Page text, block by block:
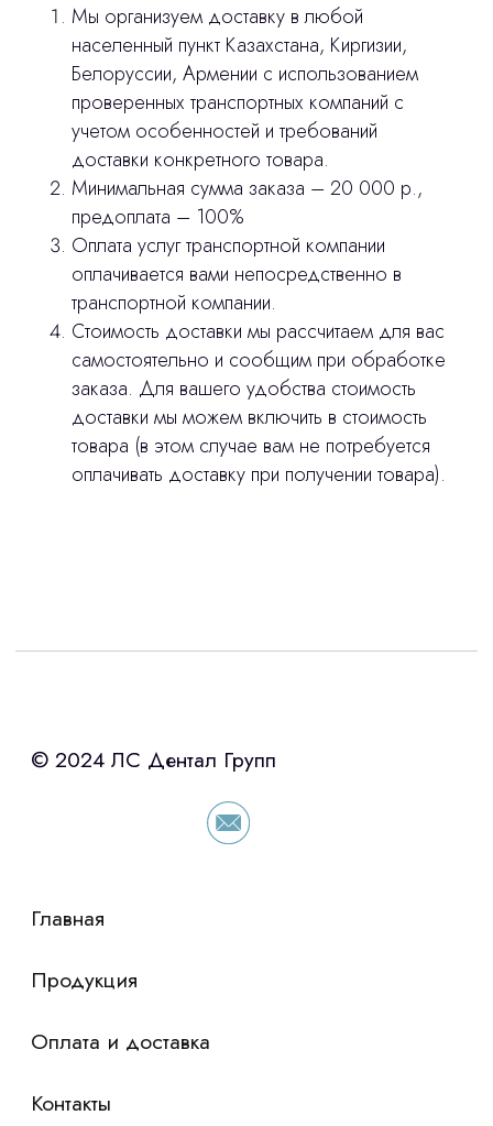
Мы организуем доставку в любой
населенный пункт Казахстана, Киргизии,
Белоруссии, Армении с использованием
проверенных транспортных компаний с
учетом особенностей и требований
доставки конкретного товара.
Минимальная сумма заказа – 20 000 р.,
предоплата – 100%
Оплата услуг транспортной компании
оплачивается вами непосредственно в
транспортной компании.
Стоимость доставки мы рассчитаем для вас
самостоятельно и сообщим при обработке
заказа. Для вашего удобства стоимость
доставки мы можем включить в стоимость
товара (в этом случае вам не потребуется
оплачивать доставку при получении товара).
Интересует лизинг?
«Уралпромлизинг» подберем выгодные
условия по лизингу оборудования,
просто оставьте контакты чтобы мы
сориентировали по условиям